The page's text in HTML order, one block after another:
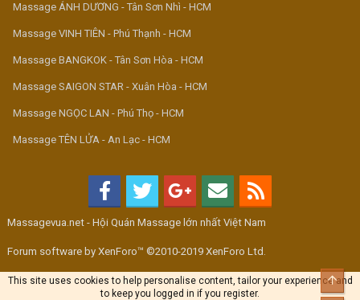
Massage ÁNH DƯƠNG - Tân Sơn Nhì - HCM
Massage VINH TIÊN - Phú Thạnh - HCM
Massage BANGKOK - Tân Sơn Hòa - HCM
Massage SAIGON STAR - Xuân Hòa - HCM
Massage NGỌC LAN - Phú Thọ - HCM
Massage TÊN LỬA - An Lạc - HCM
Massagevua.net - Hội Quán Massage lớn nhất Việt Nam
Forum software by XenForo™ ©2010-2019 XenForo Ltd.
This site uses cookies to help personalise content, tailor your experience and
to keep you logged in if you register.
Top